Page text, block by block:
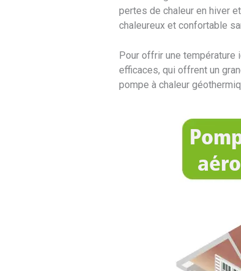
pertes de chaleur en hiver
chaleureux et confortable
Pour offrir une
efficaces, qui offrent un
pompe à chaleur